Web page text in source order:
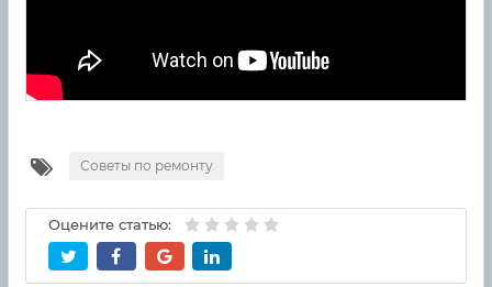
Советы по ремонту
Оцените статью: